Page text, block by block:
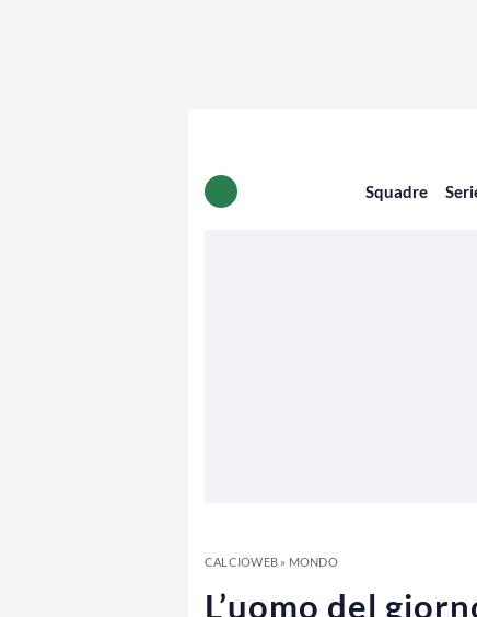
Squadre
CALCIOWEB» MONDO
L’uomo del